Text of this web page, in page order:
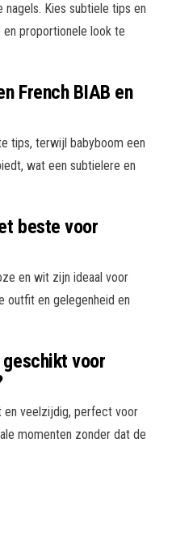
Kies subtiele tips en
en proportionele look te
French BIAB en
tips, terwijl babyboom een
wat een subtielere en
beste voor
en wit zijn ideaal voor
outfit en gelegenheid en
geschikt voor
en veelzijdig, perfect voor
momenten zonder dat de